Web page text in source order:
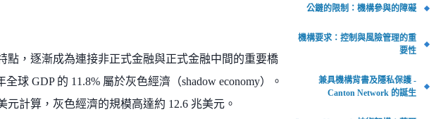
，逐漸成為連接非正式金融與正式金融中間的重要橋
球 GDP 的 11.8% 屬於灰色經濟（shadow economy）。
元計算，灰色經濟的規模高達約 12.6 兆美元。
公鏈的限制：機構參與的障礙
機構要求：控制與風險管理的重
要性
兼具機構背書及隱私保護 -
Canton Network 的誕生